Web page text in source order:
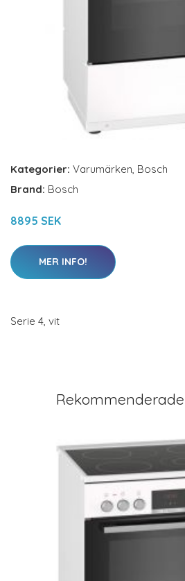
Kategorier: Varumärken, Bosch
Brand: Bosch
8895 SEK
MER INFO!
Serie 4, vit